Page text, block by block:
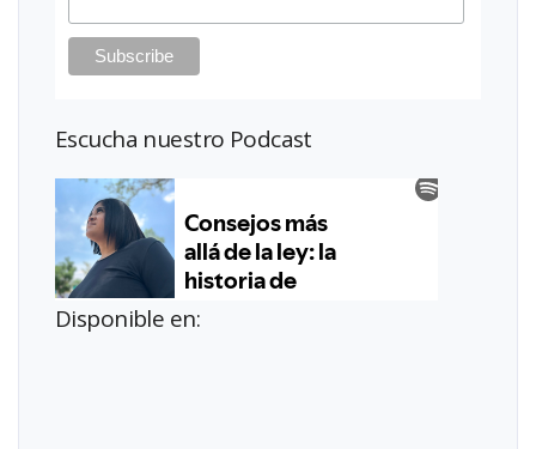
Escucha nuestro Podcast
Disponible en: